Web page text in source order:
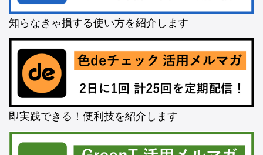
知らなきゃ損する使い方を紹介します
即実践できる！便利技を紹介します